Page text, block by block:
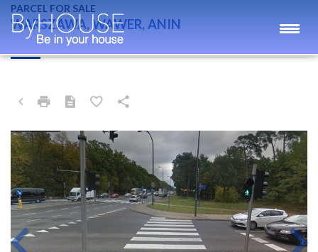
WARSZAWA, WAWER, ANIN
PARCEL FOR SALE